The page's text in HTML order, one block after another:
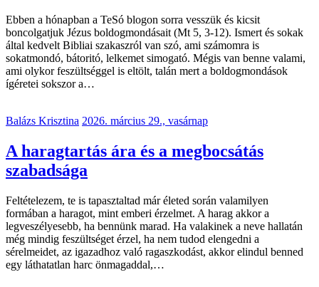
Ebben a hónapban a TeSó blogon sorra vesszük és kicsit
boncolgatjuk Jézus boldogmondásait (Mt 5, 3-12). Ismert és sokak
által kedvelt Bibliai szakaszról van szó, ami számomra is
sokatmondó, bátoritó, lelkemet simogató. Mégis van benne valami,
ami olykor feszültséggel is eltölt, talán mert a boldogmondások
ígéretei sokszor a…
Balázs Krisztina 2026. március 29., vasárnap
A haragtartás ára és a megbocsátás
szabadsága
Feltételezem, te is tapasztaltad már életed során valamilyen
formában a haragot, mint emberi érzelmet. A harag akkor a
legveszélyesebb, ha bennünk marad. Ha valakinek a neve hallatán
még mindig feszültséget érzel, ha nem tudod elengedni a
sérelmeidet, az igazadhoz való ragaszkodást, akkor elindul benned
egy láthatatlan harc önmagaddal,…